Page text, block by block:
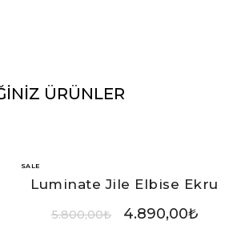
ÜRÜNLER
SALE
Luminate Jile Elbise Ekru
5.800,00₺ 4.890,00₺